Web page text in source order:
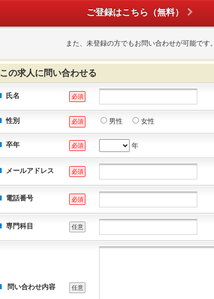
ご登録はこちら（無料）
また、未登録の方でもお問い合わせが可能です。
この求人に問い合わせる
氏名 必須
性別 必須 男性 女性
卒年 必須 年
メールアドレス 必須
電話番号 必須
専門科目 任意
問い合わせ内容 任意